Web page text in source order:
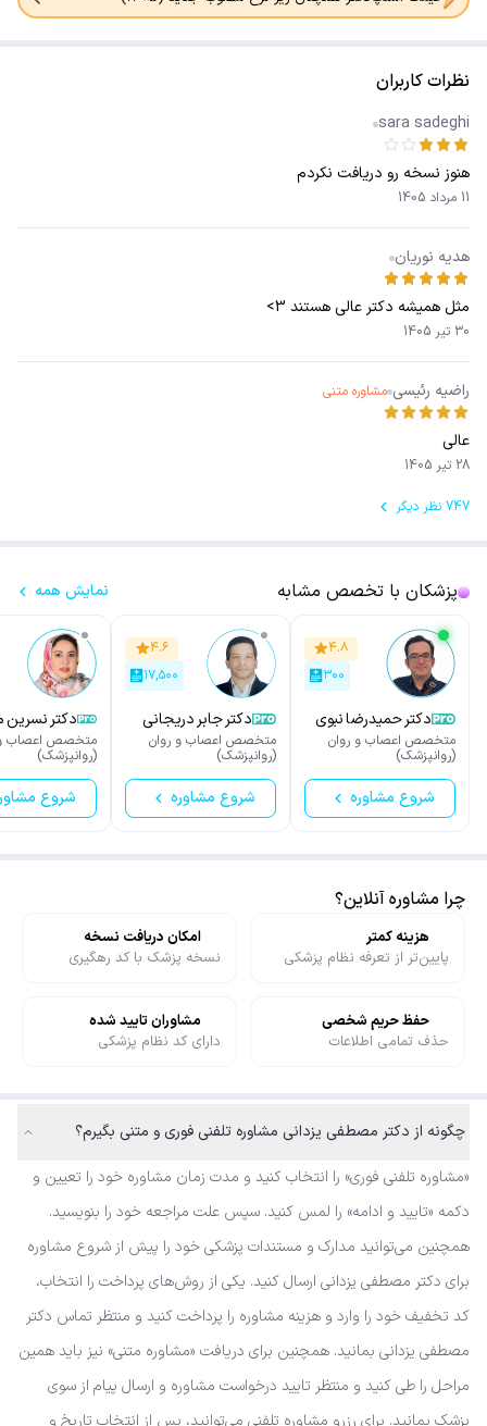
نظرات کاربران
sara sadeghi
هنوز نسخه رو دریافت نکردم
11 مرداد 1405
هدیه نوریان
مثل همیشه دکتر عالی هستند 3>
30 تیر 1405
راضیه رئیسی مشاوره متنی
عالی
28 تیر 1405
747 نظر دیگر
پزشکان با تخصص مشابه نمایش همه
۴.۸
۳۰۰
دکتر حمیدرضا نبوی
متخصص اعصاب و روان
(روانپزشک)
شروع مشاوره
۴.۶
۱۷,۵۰۰
دکتر جابر دریجانی
متخصص اعصاب و روان
(روانپزشک)
شروع مشاوره
دکتر نسرین
آورزمانی
متخصص اعصاب و
(روانپزشک)
شروع
چرا مشاوره آنلاین؟
هزینه کمتر
پایین‌تر از تعرفه نظام پزشکی
امکان دریافت نسخه
نسخه پزشک با کد رهگیری
حفظ حریم شخصی
حذف تمامی اطلاعات
مشاوران تایید شده
دارای کد نظام پزشکی
چگونه از دکتر مصطفی یزدانی مشاوره تلفنی فوری و متنی بگیرم؟
«مشاوره تلفنی فوری» را انتخاب کنید و مدت زمان مشاوره خود را تعیین و
دکمه «تایید و ادامه» را لمس کنید. سپس علت مراجعه خود را بنویسید.
همچنین می‌توانید مدارک و مستندات پزشکی خود را پیش از شروع مشاوره
برای دکتر مصطفی یزدانی ارسال کنید. یکی از روش‌های پرداخت را انتخاب،
کد تخفیف خود را وارد و هزینه مشاوره را پرداخت کنید و منتظر تماس دکتر
مصطفی یزدانی بمانید. همچنین برای دریافت «مشاوره متنی» نیز باید همین
مراحل را طی کنید و منتظر تایید درخواست مشاوره و ارسال پیام از سوی
پزشک بمانید. برای رزرو مشاوره تلفنی می‌توانید، پس از انتخاب تاریخ و